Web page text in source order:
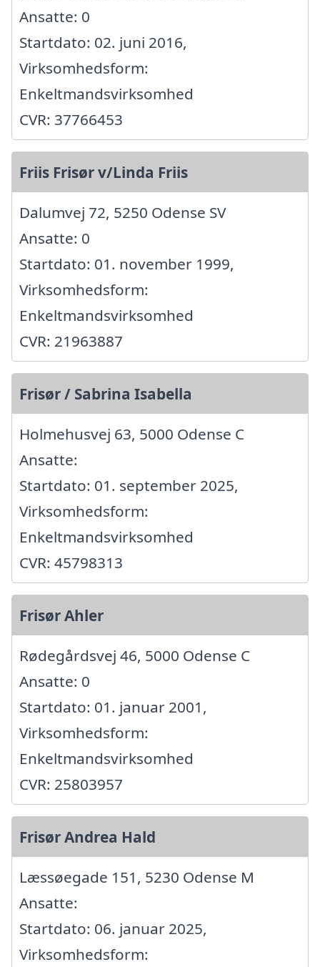
Ansatte: 0
Startdato: 02. juni 2016,
Virksomhedsform:
Enkeltmandsvirksomhed
CVR: 37766453
Friis Frisør v/Linda Friis
Dalumvej 72, 5250 Odense SV
Ansatte: 0
Startdato: 01. november 1999,
Virksomhedsform:
Enkeltmandsvirksomhed
CVR: 21963887
Frisør / Sabrina Isabella
Holmehusvej 63, 5000 Odense C
Ansatte:
Startdato: 01. september 2025,
Virksomhedsform:
Enkeltmandsvirksomhed
CVR: 45798313
Frisør Ahler
Rødegårdsvej 46, 5000 Odense C
Ansatte: 0
Startdato: 01. januar 2001,
Virksomhedsform:
Enkeltmandsvirksomhed
CVR: 25803957
Frisør Andrea Hald
Læssøegade 151, 5230 Odense M
Ansatte:
Startdato: 06. januar 2025,
Virksomhedsform: